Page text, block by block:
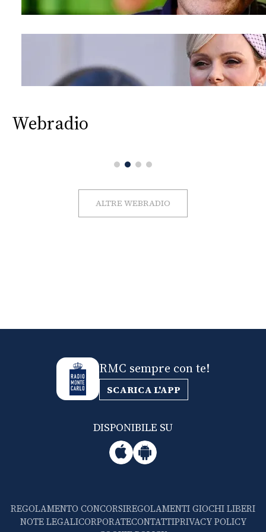
Webradio
ALTRE WEBRADIO
RMC sempre con te!
SCARICA L'APP
DISPONIBILE SU
REGOLAMENTO CONCORSIREGOLAMENTI GIOCHI LIBERI
NOTE LEGALICORPORATECONTATTIPRIVACY POLICY